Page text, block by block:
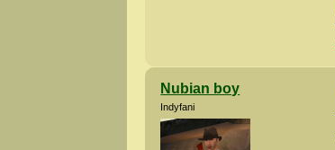
Nubian boy
Indyfani